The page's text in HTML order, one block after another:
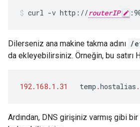
curl -v http://routerIP
Dilerseniz ana makine takma adını /
da ekleyebilirsiniz. Örneğin, bu satırı
192.168.1.31 temp .hostalias .
Ardından, DNS girişiniz varmış gibi